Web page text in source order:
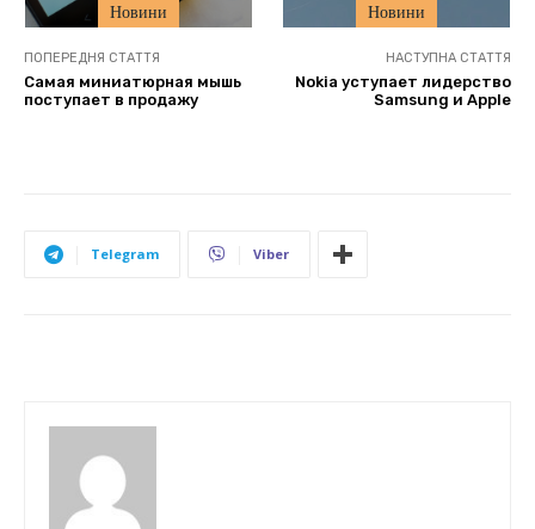
Новини Новини
ПОПЕРЕДНЯ СТАТТЯ
Самая миниатюрная мышь
поступает в продажу
НАСТУПНА СТАТТЯ
Nokia уступает лидерство
Samsung и Apple
Telegram Viber